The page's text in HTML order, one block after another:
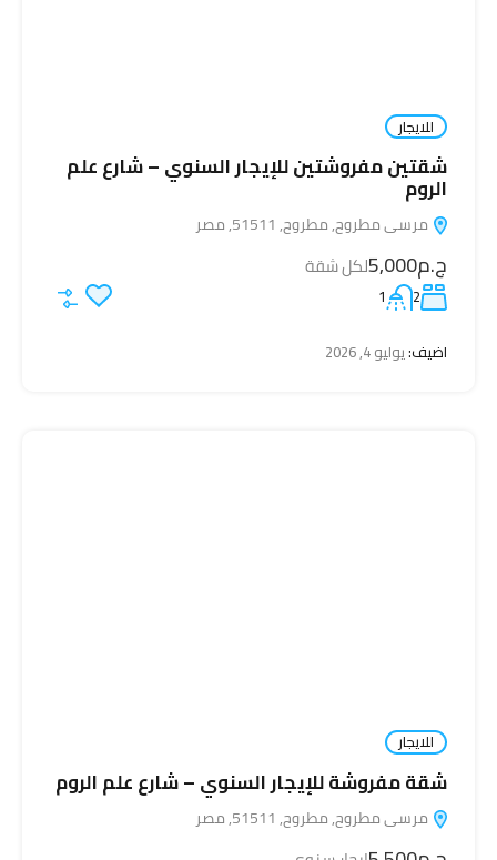
للايجار
شقتين مفروشتين للإيجار السنوي – شارع علم
الروم
مرسى مطروح, مطروح, 51511, مصر
ج.م5,000 لكل شقة
2
1
اضيف:يوليو 4, 2026
للايجار
شقة مفروشة للإيجار السنوي – شارع علم الروم
مرسى مطروح, مطروح, 51511, مصر